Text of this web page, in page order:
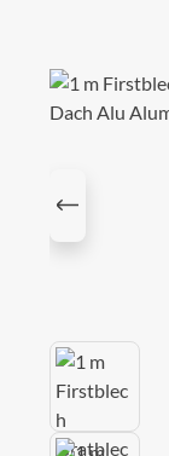
Bildergalerie